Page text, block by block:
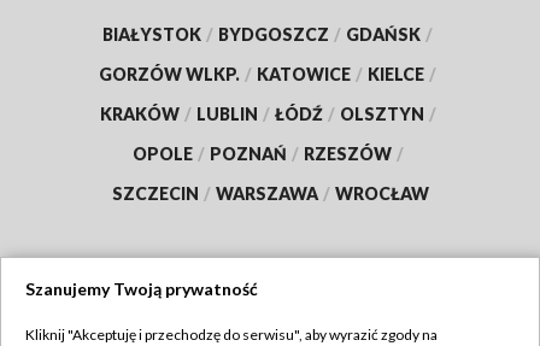
BIAŁYSTOK / BYDGOSZCZ / GDAŃSK /
GORZÓW WLKP. / KATOWICE / KIELCE /
KRAKÓW / LUBLIN / ŁÓDŹ / OLSZTYN /
OPOLE / POZNAŃ / RZESZÓW /
SZCZECIN / WARSZAWA / WROCŁAW
Szanujemy Twoją prywatność
Kliknij "Akceptuję i przechodzę do serwisu", aby wyrazić zgody na